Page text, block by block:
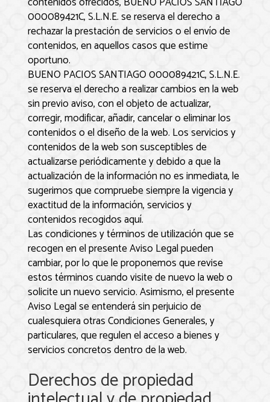
000089421C, S.L.N.E.se reserva el derecho a
rechazar la prestación de servicios o el envío de
contenidos, en aquellos casos que estime
oportuno.
BUENO PACIOS SANTIAGO 000089421C, S.L.N.E.
se reserva el derecho a realizar cambios en la web
sin previo aviso, con el objeto de actualizar,
corregir, modificar, añadir, cancelar o eliminar los
contenidos o el diseño de la web. Los servicios y
contenidos de la web son susceptibles de
actualizarse periódicamente y debido a que la
actualización de la información no es inmediata, le
sugerimos que compruebe siempre la vigencia y
exactitud de la información, servicios y
contenidos recogidos aquí.
Las condiciones y términos de utilización que se
recogen en el presente Aviso Legal pueden
cambiar, por lo que le proponemos que revise
estos términos cuando visite de nuevo la web o
solicite un nuevo servicio. Asimismo, el presente
Aviso Legal se entenderá sin perjuicio de
cualesquiera otras Condiciones Generales, y
particulares, que regulen el acceso a bienes y
servicios concretos dentro de la web.
Derechos de propiedad